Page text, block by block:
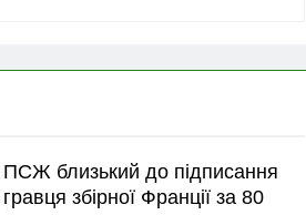
ПСЖ близький до підписання
гравця збірної Франції за 80